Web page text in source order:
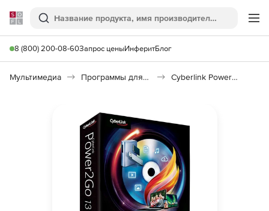
Softline
Поиск
8 (800) 200-08-60Запрос ценыИнферитБлог
Мультимедиа Программы для записи CD и DVD Cyberlink Power2Go 13